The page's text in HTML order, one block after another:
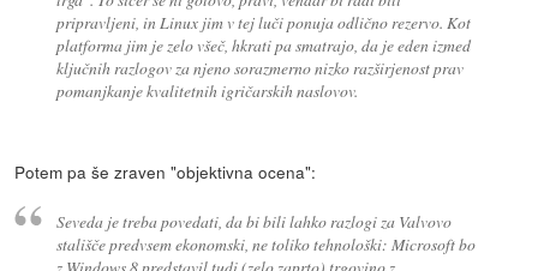
pripravljeni, in Linux jim v tej luči ponuja odlično rezervo. Kot
platforma jim je zelo všeč, hkrati pa smatrajo, da je eden izmed
ključnih razlogov za njeno sorazmerno nizko razširjenost prav
pomanjkanje kvalitetnih igričarskih naslovov.
Potem pa še zraven "objektivna ocena":
Seveda je treba povedati, da bi bili lahko razlogi za Valvovo
stališče predvsem ekonomski, ne toliko tehnološki: Microsoft bo